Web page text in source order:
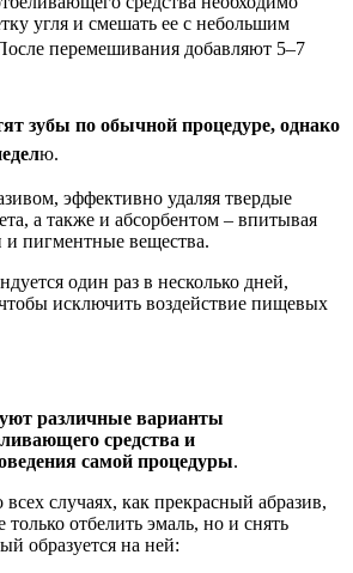
угля и смешать ее с небольшим
перемешивания добавляют 5–7
зубы по обычной процедуре, однако
ю.
эффективно удаляя твердые
а также и абсорбентом – впитывая
и пигментные вещества.
один раз в несколько дней,
исключить воздействие пищевых
различные варианты
средства и
самой процедуры.
всех случаях, как прекрасный абразив,
только отбелить эмаль, но и снять
образуется на ней: